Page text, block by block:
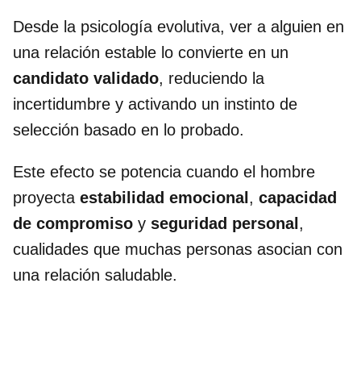
Desde la psicología evolutiva, ver a alguien en
una relación estable lo convierte en un
candidato validado, reduciendo la
incertidumbre y activando un instinto de
selección basado en lo probado.
Este efecto se potencia cuando el hombre
proyecta estabilidad emocional , capacidad
de compromiso y seguridad personal ,
cualidades que muchas personas asocian con
una relación saludable.